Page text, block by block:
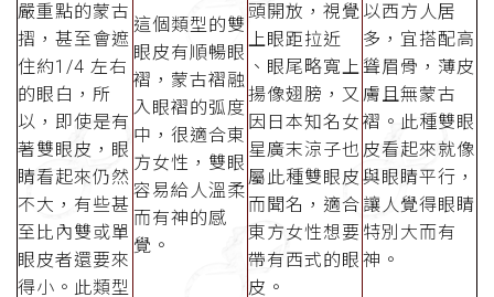
嚴重點的蒙古
摺，甚至會遮
住約1/4 左右
的眼白，所
以，即使是有
著雙眼皮，眼
睛看起來仍然
不大，有些甚
至比內雙或單
眼皮者還要來
得小。此類型
這個類型的雙
眼皮有順暢眼
褶，蒙古褶融
入眼褶的弧度
中，很適合東
方女性，雙眼
容易給人溫柔
而有神的感
覺。
頭開放，視覺
上眼距拉近
、眼尾略寬上
揚像翅膀，又
因日本知名女
星廣末涼子也
屬此種雙眼皮
而聞名，適合
東方女性想要
帶有西式的眼
皮。
以西方人居
多，宜搭配高
聳眉骨，薄皮
膚且無蒙古
褶。此種雙眼
皮看起來就像
與眼睛平行，
讓人覺得眼睛
特別大而有
神。